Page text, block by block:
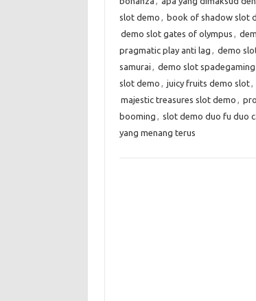
slot demo , book of shadow slot
demo slot gates of olympus ,
pragmatic play anti lag , demo
samurai , demo slot
slot demo , juicy fruits demo slot,
majestic treasures slot demo ,
booming , slot demo duo fu duo
yang menang terus